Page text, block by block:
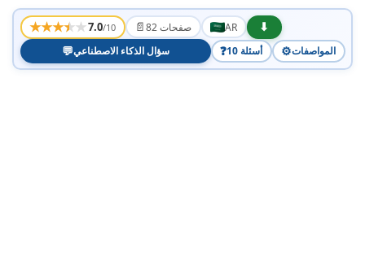
★★★★★7.0/10 📄 82 صفحات AR
⬇
💬سؤال الذكاء الاصطناعي ❓ 10 أسئلة ⚙️المواصفات